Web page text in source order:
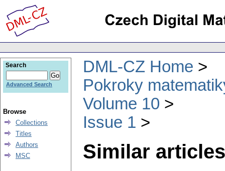
DML-CZ Home
Pokroky
Volume 10
Issue 1
Similar
Search
Advanced Search
Browse
Collections
Titles
Authors
MSC